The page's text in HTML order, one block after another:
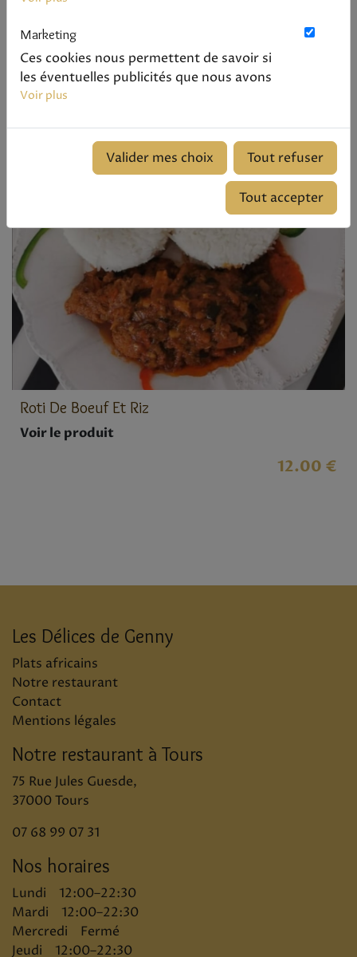
Tiep Boudienne
Voir le produit
Roti De Boeuf Et Riz
Voir le produit
12.00 €
Les Délices de Genny
Plats africains
Notre restaurant
Contact
Mentions légales
Notre restaurant à Tours
75 Rue Jules Guesde,
37000 Tours
07 68 99 07 31
Nos horaires
Lundi 12:00–22:30
Mardi 12:00–22:30
Mercredi Fermé
Jeudi 12:00–22:30
essentiels pour nous afin de vous offrir la
meilleure expérience possible.
Marketing
Ces cookies nous permettent de savoir si
les éventuelles publicités que nous avons
pu vous proposer ont été pertinentes.
Voir plus
Valider mes choix Tout refuser
Tout accepter